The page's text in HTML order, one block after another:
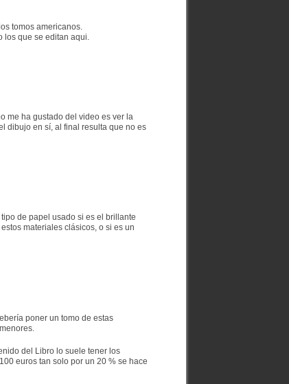
tomos americanos.
los que se editan aqui.
me ha gustado del video es ver la
dibujo en sí, al final resulta que no es
de papel usado si es el brillante
materiales clásicos, o si es un
poner un tomo de estas
del Libro lo suele tener los
euros tan solo por un 20 % se hace